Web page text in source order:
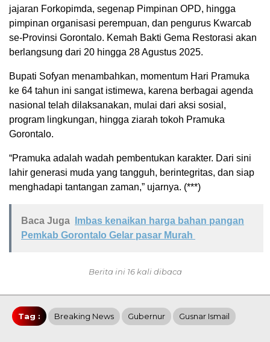
jajaran Forkopimda, segenap Pimpinan OPD, hingga
pimpinan organisasi perempuan, dan pengurus Kwarcab
se-Provinsi Gorontalo. Kemah Bakti Gema Restorasi akan
berlangsung dari 20 hingga 28 Agustus 2025.
Bupati Sofyan menambahkan, momentum Hari Pramuka
ke 64 tahun ini sangat istimewa, karena berbagai agenda
nasional telah dilaksanakan, mulai dari aksi sosial,
program lingkungan, hingga ziarah tokoh Pramuka
Gorontalo.
“Pramuka adalah wadah pembentukan karakter. Dari sini
lahir generasi muda yang tangguh, berintegritas, dan siap
menghadapi tantangan zaman,” ujarnya. (***)
Baca Juga
Imbas kenaikan harga bahan pangan
Pemkab Gorontalo Gelar pasar Murah
Berita ini 16 kali dibaca
Tag : Breaking News Gubernur Gusnar Ismail